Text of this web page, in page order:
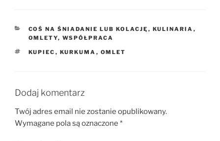
KATEGORIE
COŚ NA ŚNIADANIE LUB KOLACJĘ , KULINARIA ,
OMLETY, WSPÓŁPRACA
TAGI
KUPIEC , KURKUMA , OMLET
Dodaj komentarz
Twój adres email nie zostanie opublikowany.
Wymagane pola są oznaczone *